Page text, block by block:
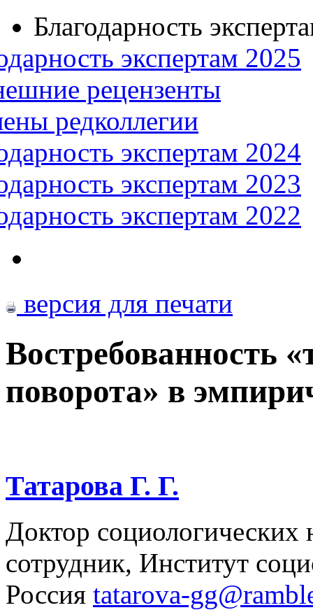
Благодарность
экспертам 2025
рецензенты
редколлегии
экспертам 2024
экспертам 2023
экспертам 2022
версия для печати
Востребованность
поворота» в
Татарова Г. Г.
Доктор социологических
сотрудник, Институт
Россия tatarova-